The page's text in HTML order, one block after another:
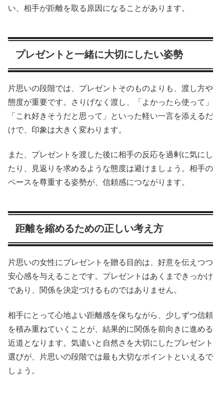
い、相手が距離を取る原因になることがあります。
プレゼントと一緒に大切にしたい姿勢
片思いの段階では、プレゼントそのものよりも、渡し方や
態度が重要です。さりげなく渡し、「よかったら使って」
「これ好きそうだと思って」といった軽い一言を添えるだ
けで、印象は大きく変わります。
また、プレゼントを渡した後に相手の反応を過剰に気にし
たり、見返りを求めるような態度は避けましょう。相手の
ペースを尊重する姿勢が、信頼感につながります。
距離を縮めるための正しい考え方
片思いの女性にプレゼントを贈る目的は、好意を伝えつつ
安心感を与えることです。プレゼントはあくまできっかけ
であり、関係を決定づけるものではありません。
相手にとって心地よい距離感を保ちながら、少しずつ信頼
を積み重ねていくことが、結果的に関係を前向きに進める
近道となります。気遣いと自然さを大切にしたプレゼント
選びが、片思いの段階では最も大切なポイントといえるで
しょう。